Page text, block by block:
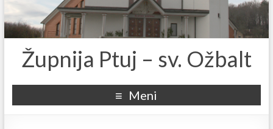
Župnija Ptuj – sv. Ožbalt
Meni